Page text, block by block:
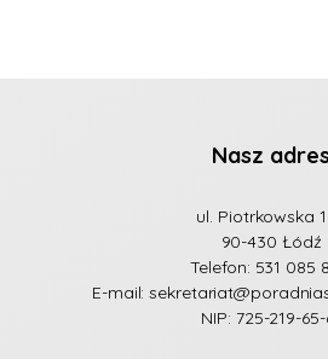
Nasz adres
ul. Piotrkowska
90-430 Łódź
Telefon: 531 085
E-mail:
NIP: 725-219-65-